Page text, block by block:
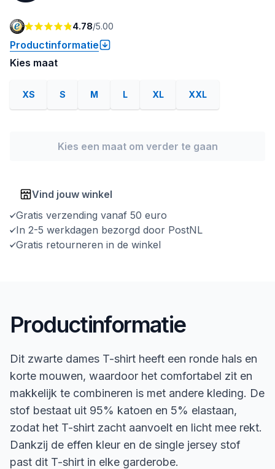
4.78/5.00
Productinformatie
Kies maat
XS S M L XL XXL
Kies een maat om verder te gaan
Vind jouw winkel
Gratis verzending vanaf 50 euro
In 2-5 werkdagen bezorgd door PostNL
Gratis retourneren in de winkel
Productinformatie
Dit zwarte dames T-shirt heeft een ronde hals en
korte mouwen, waardoor het comfortabel zit en
makkelijk te combineren is met andere kleding. De
stof bestaat uit 95% katoen en 5% elastaan,
zodat het T-shirt zacht aanvoelt en licht mee rekt.
Dankzij de effen kleur en de single jersey stof
past dit T-shirt in elke garderobe.